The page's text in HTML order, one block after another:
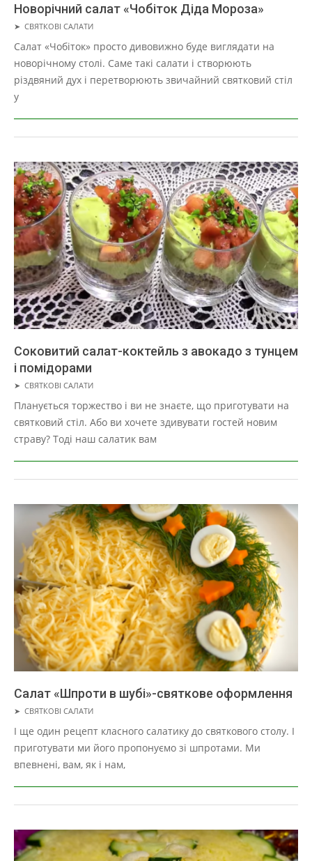
Новорічний салат «Чобіток Діда Мороза»
2019-
05-
➤ СВЯТКОВІ САЛАТИ
Салат «Чобіток» просто дивовижно буде виглядати на
новорічному столі. Саме такі салати і створюють
різдвяний дух і перетворюють звичайний святковий стіл
у
Соковитий салат-коктейль з авокадо з тунцем
і помідорами
2019-
05-
➤ СВЯТКОВІ САЛАТИ
Планується торжество і ви не знаєте, що приготувати на
святковий стіл. Або ви хочете здивувати гостей новим
страву? Тоді наш салатик вам
Салат «Шпроти в шубі»-святкове оформлення
2019-
05-
01
➤ СВЯТКОВІ САЛАТИ
І ще один рецепт класного салатику до святкового столу. І
приготувати ми його пропонуємо зі шпротами. Ми
впевнені, вам, як і нам,